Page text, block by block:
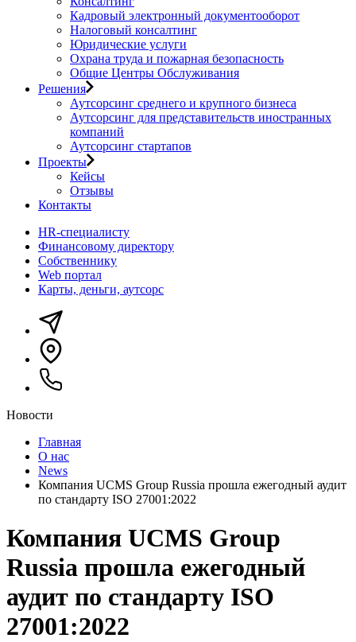
Кадровый электронный документооборот
Налоговый консалтинг
Юридические услуги
Охрана труда и пожарная безопасность
Общие Центры Обслуживания
Решения
Аутсорсинг среднего и крупного бизнеса
Аутсорсинг для представительств иностранных
компаний
Аутсорсинг стартапов
Проекты
Кейсы
Отзывы
Контакты
HR-специалисту
Финансовому директору
Собственнику
Web портал
Карты, деньги, аутсорс
Новости
Главная
О нас
News
Компания UCMS Group Russia прошла ежегодный аудит
по стандарту ISO 27001:2022
Компания UCMS Group
Russia прошла ежегодный
аудит по стандарту ISO
27001:2022